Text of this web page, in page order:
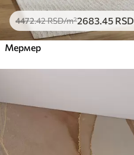
4472.42RSD/m²2683.45 RSD
Мермер